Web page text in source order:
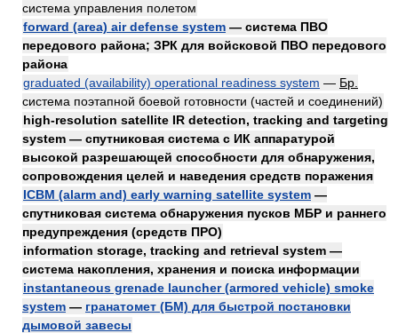
система управления полетом
forward (area) air defense system — система ПВО
передового района; ЗРК для войсковой ПВО передового
района
graduated (availability) operational readiness system — Бр.
система поэтапной боевой готовности (частей и соединений)
high-resolution satellite IR detection, tracking and targeting
system — спутниковая система с ИК аппаратурой
высокой разрешающей способности для обнаружения,
сопровождения целей и наведения средств поражения
ICBM (alarm and) early warning satellite system —
спутниковая система обнаружения пусков МБР и раннего
предупреждения (средств ПРО)
information storage, tracking and retrieval system —
система накопления, хранения и поиска информации
instantaneous grenade launcher (armored vehicle) smoke
system — гранатомет (БМ) для быстрой постановки
дымовой завесы